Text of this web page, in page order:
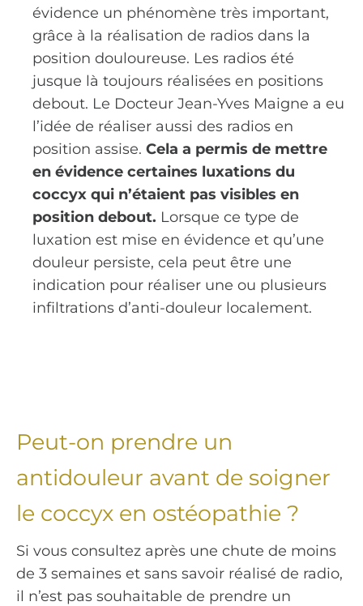
évidence un phénomène très important,
grâce à la réalisation de radios dans la
position douloureuse. Les radios été
jusque là toujours réalisées en positions
debout. Le Docteur Jean-Yves Maigne a eu
l’idée de réaliser aussi des radios en
position assise. Cela a permis de mettre
en évidence certaines luxations du
coccyx qui n’étaient pas visibles en
position debout. Lorsque ce type de
luxation est mise en évidence et qu’une
douleur persiste, cela peut être une
indication pour réaliser une ou plusieurs
infiltrations d’anti-douleur localement.
Peut-on prendre un
antidouleur avant de soigner
le coccyx en ostéopathie ?
Si vous consultez après une chute de moins
de 3 semaines et sans savoir réalisé de radio,
il n’est pas souhaitable de prendre un